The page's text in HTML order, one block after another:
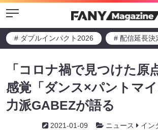
Menu
# ダブルインパクト2026 # 配信延長決
「コロナ禍で見つけた原
感覚「ダンス×パントマ
力派GABEZが語る
2021-01-09 ニュース イン